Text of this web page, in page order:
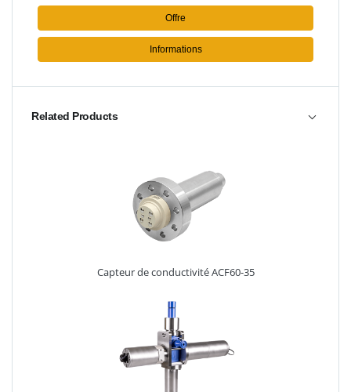
Offre
Informations
Related Products
Capteur de conductivité ACF60-35